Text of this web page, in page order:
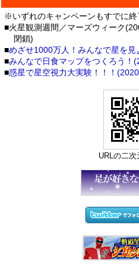
※いずれのキャンペーンもすでに終
■火星観測週間／マーズウィーク
閉鎖)
■めざせ1000万人！みんなで星を
■みんなで日食マップをつくろう！
■惑星で星空視力大実験！！！
URLの二次